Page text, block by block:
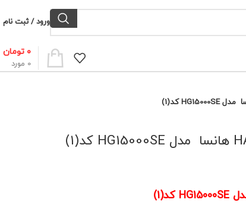
ورود / ثبت نام
0 مورد
۰ تومان